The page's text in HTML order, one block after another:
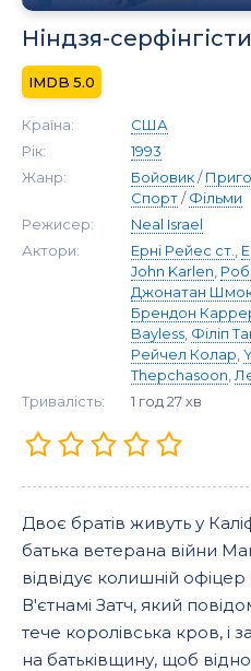
Ніндзя-серфінгісти
5.0
Країна:
США
Рік:
1993
Жанр:
Бойовик/
Спорт/Фільми
Режисер:
Neal Israel
Актори:
Ерні Рейес ст.
John Karlen
Джонатан
Брендон
Bayless Філіп
Рейчел Колар
Thepchasoon
Тривалість:
1 год 27 хв
Двоє братів живуть у
батька ветерана війни
відвідує колишній офіцер
В'єтнамі Затч, який
тече королівська кров, і
на батьківщину, щоб